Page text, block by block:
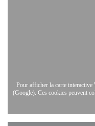
Pour afficher la carte interactive
(Google). Ces cookies peuvent